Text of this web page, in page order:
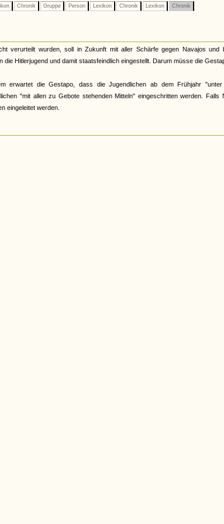
Chronik Gruppe Person Lexikon Chronik Lexikon Chronik
verurteilt wurden, soll in Zukunft mit aller Schärfe gegen Navajos und
Hitlerjugend und damit staatsfeindlich eingestellt. Darum müsse die
erwartet die Gestapo, dass die Jugendlichen ab dem Frühjahr
"mit allen zu Gebote stehenden Mitteln" eingeschritten werden. Falls
eingeleitet werden.